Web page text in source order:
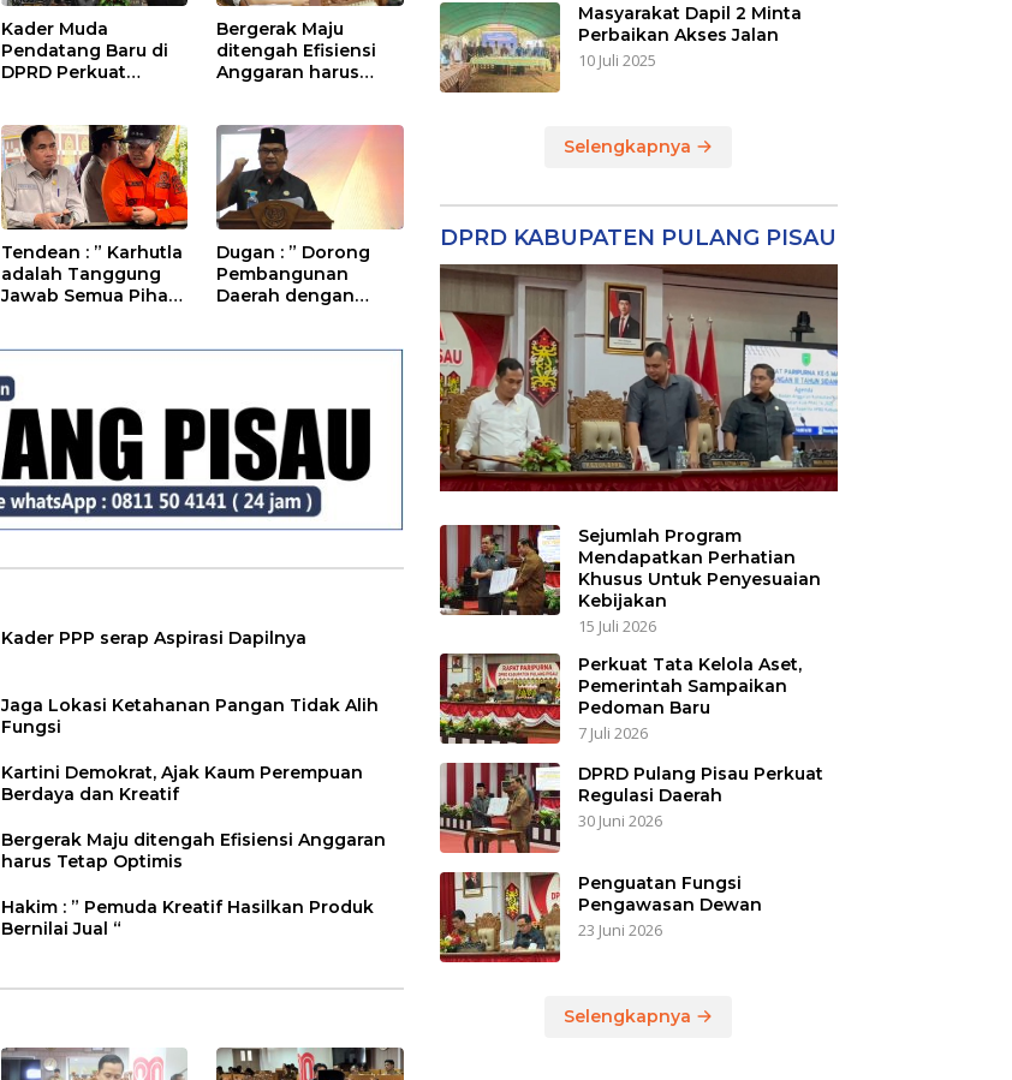
Kader Muda
Pendatang Baru di
DPRD Perkuat
Bergerak Maju
ditengah Efisiensi
Anggaran harus
Tendean : ” Karhutla
adalah Tanggung
Jawab Semua Pihak
Dugan : ” Dorong
Pembangunan
Daerah dengan
Kader PPP serap Aspirasi Dapilnya
Jaga Lokasi Ketahanan Pangan Tidak Alih
Fungsi
Kartini Demokrat, Ajak Kaum Perempuan
Berdaya dan Kreatif
Bergerak Maju ditengah Efisiensi Anggaran
harus Tetap Optimis
Hakim : ” Pemuda Kreatif Hasilkan Produk
Bernilai Jual “
Masyarakat Dapil 2 Minta
Perbaikan Akses Jalan
10 Juli 2025
Selengkapnya
DPRD KABUPATEN PULANG PISAU
Sejumlah Program
Mendapatkan Perhatian
Khusus Untuk Penyesuaian
Kebijakan
15 Juli 2026
Perkuat Tata Kelola Aset,
Pemerintah Sampaikan
Pedoman Baru
7 Juli 2026
DPRD Pulang Pisau Perkuat
Regulasi Daerah
30 Juni 2026
Penguatan Fungsi
Pengawasan Dewan
23 Juni 2026
Selengkapnya